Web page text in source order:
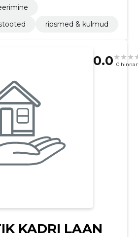
ripsmed & kulmud
0.0 0
KADRI LAAN